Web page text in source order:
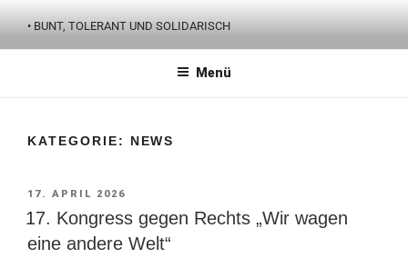
Inhalt
springen
• BUNT, TOLERANT UND SOLIDARISCH
Menü
KATEGORIE: NEWS
VERÖFFENTLICHT
AM
17. APRIL 2026
17. Kongress gegen Rechts „Wir wagen
eine andere Welt“